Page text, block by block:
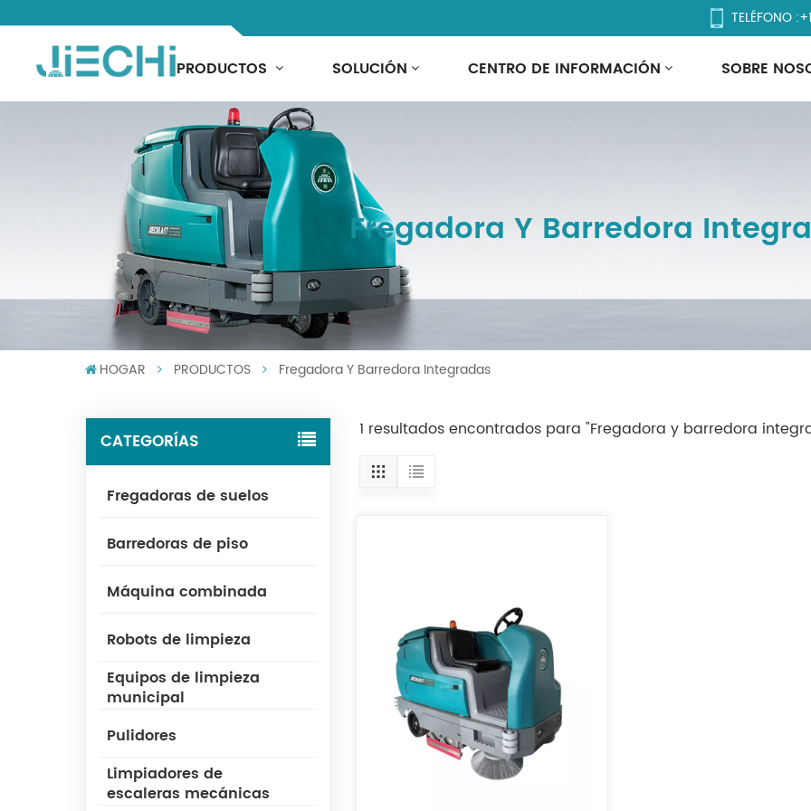
TELÉFONO :
PRODUCTOS SOLUCIÓN CENTRO DE INFORMACIÓN SOBRE
Fregadora Y Barredora
HOGAR PRODUCTOS Fregadora Y Barredora Integradas
CATEGORÍAS
Fregadoras de suelos
Barredoras de piso
Máquina combinada
Robots de limpieza
Equipos de limpieza
municipal
Pulidores
Limpiadores de
escaleras mecánicas
1 resultados encontrados para "Fregadora y barredora